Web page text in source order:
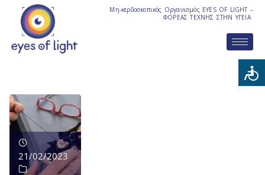
Μη-κερδοσκοπικός Οργανισμός EYES OF LIGHT –
ΦΟΡΕΑΣ ΤΕΧΝΗΣ ΣΤΗΝ ΥΓΕΙΑ
21/02/2023